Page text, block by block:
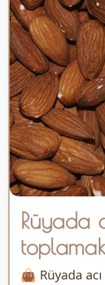
Rüyada
👜 Rüyada